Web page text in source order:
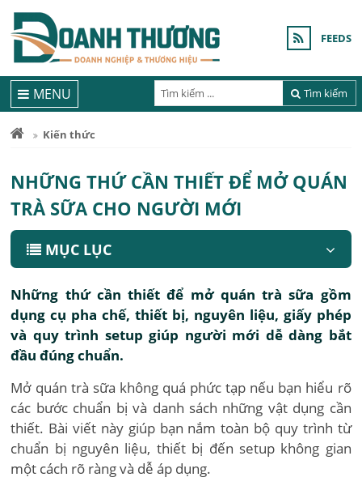
FEEDS
Tìm kiếm
MENU
Kiến thức
NHỮNG THỨ CẦN THIẾT ĐỂ MỞ QUÁN
TRÀ SỮA CHO NGƯỜI MỚI
MỤC LỤC
Những thứ cần thiết để mở quán trà sữa gồm
dụng cụ pha chế, thiết bị, nguyên liệu, giấy phép
và quy trình setup giúp người mới dễ dàng bắt
đầu đúng chuẩn.
Mở quán trà sữa không quá phức tạp nếu bạn hiểu rõ
các bước chuẩn bị và danh sách những vật dụng cần
thiết. Bài viết này giúp bạn nắm toàn bộ quy trình từ
chuẩn bị nguyên liệu, thiết bị đến setup không gian
một cách rõ ràng và dễ áp dụng.